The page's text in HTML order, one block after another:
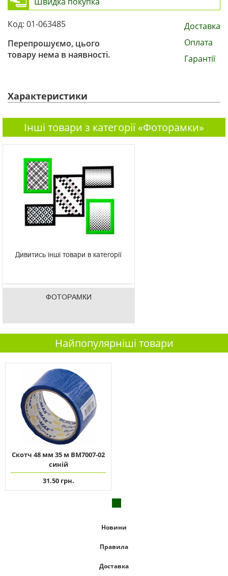
Код: 01-063485
Перепрошуємо, цього
товару нема в наявності.
Доставка
Оплата
Гарантії
Характеристики
Інші товари з категорії «Фоторамки»
Дивитись інші товари в категорії
ФОТОРАМКИ
Найпопулярніші товари
Скотч 48 мм 35 м ВМ7007-02
синій
31.50 грн.
Новини
Правила
Доставка